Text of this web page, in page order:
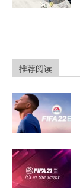
推荐阅读